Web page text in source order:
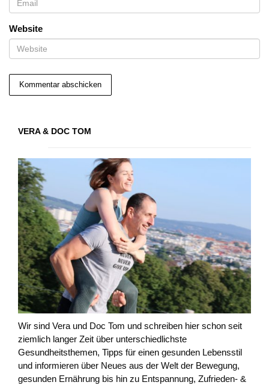
Website
VERA & DOC TOM
Wir sind Vera und Doc Tom und schreiben hier schon seit
ziemlich langer Zeit über unterschiedlichste
Gesundheitsthemen, Tipps für einen gesunden Lebensstil
und informieren über Neues aus der Welt der Bewegung,
gesunden Ernährung bis hin zu Entspannung, Zufrieden- &